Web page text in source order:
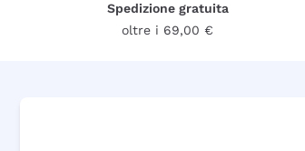
Spedizione gratuita
oltre i 69,00 €